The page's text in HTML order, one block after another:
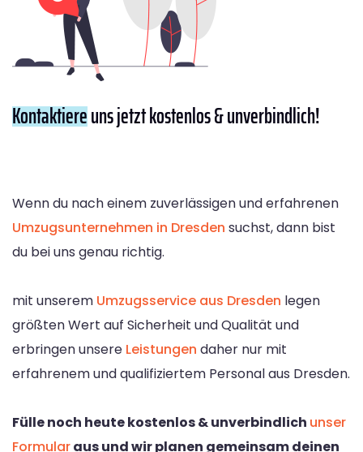
Kontaktiereuns jetzt kostenlos & unverbindlich!
Wenn du nach einem zuverlässigen und erfahrenen
Umzugsunternehmen in Dresden suchst, dann bist
du bei uns genau richtig.
mit unserem Umzugsservice aus Dresden legen
größten Wert auf Sicherheit und Qualität und
erbringen unsere Leistungen daher nur mit
erfahrenem und qualifiziertem Personal aus Dresden.
Fülle noch heute kostenlos & unverbindlich unser
Formularaus und wir planen gemeinsam deinen